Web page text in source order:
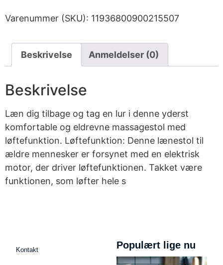
Varenummer (SKU): 11936800900215507
Beskrivelse Anmeldelser (0)
Beskrivelse
Læn dig tilbage og tag en lur i denne yderst
komfortable og eldrevne massagestol med
løftefunktion. Løftefunktion: Denne lænestol til
ældre mennesker er forsynet med en elektrisk
motor, der driver løftefunktionen. Takket være
funktionen, som løfter hele s
Kontakt Populært lige nu